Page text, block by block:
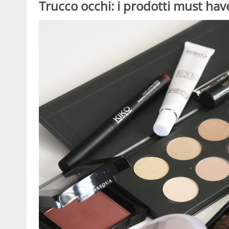
Trucco occhi: i prodotti must